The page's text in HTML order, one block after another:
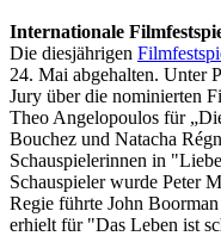
Internationale
Die diesjährigen
24. Mai abgehalten. Unter
Jury über die nominierten
Theo Angelopoulos für
Bouchez und Natacha
Schauspielerinnen in
Schauspieler wurde Peter
Regie führte John
erhielt für "Das Leben ist